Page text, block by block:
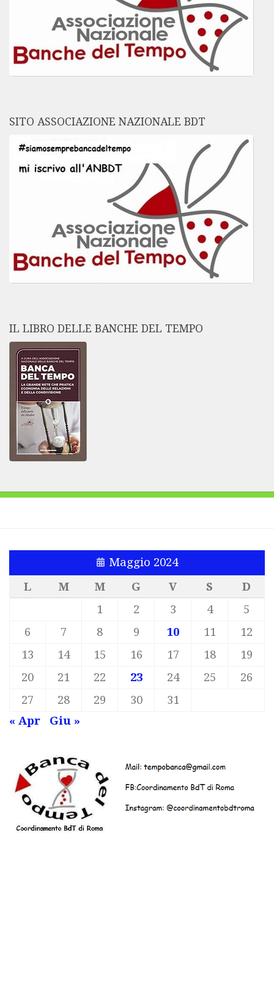
SITO ASSOCIAZIONE NAZIONALE BDT
IL LIBRO DELLE BANCHE DEL TEMPO
Maggio 2024
L
M M G V S
D
1
2 3 4
5
6
7 8 9 10 11
12
13
14 15 16 17 18
19
20
21 22 23 24 25
26
27
28 29 30
31
« Apr
Giu »